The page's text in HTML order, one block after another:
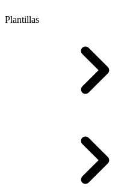
Plantillas